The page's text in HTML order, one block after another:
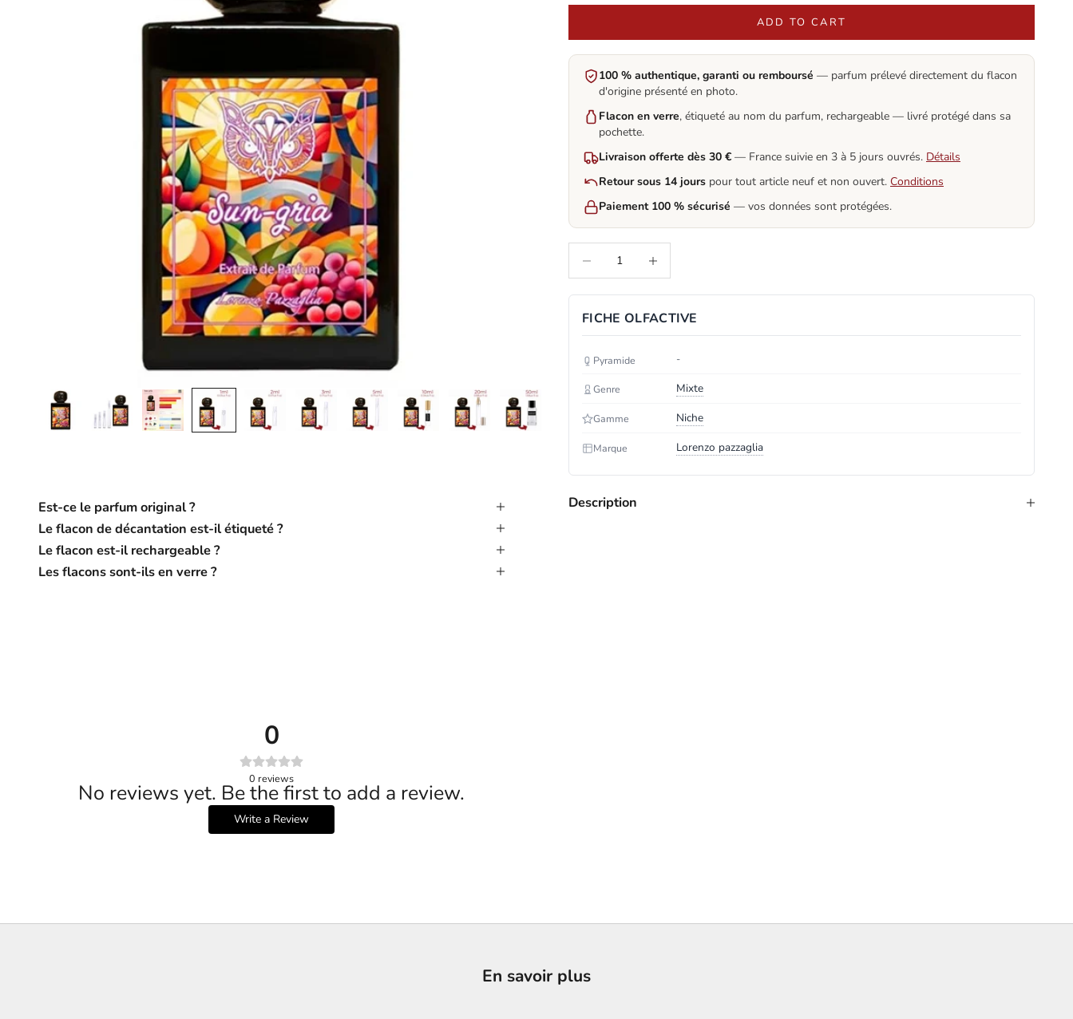
ADD TO CART
100 % authentique, garanti ou remboursé — parfum prélevé directement du flacon
d'origine présenté en photo.
Flacon en verre, étiqueté au nom du parfum, rechargeable — livré protégé dans sa
pochette.
Livraison offerte dès 30 € — France suivie en 3 à 5 jours ouvrés. Détails
Retour sous 14 jours pour tout article neuf et non ouvert. Conditions
Paiement 100 % sécurisé — vos données sont protégées.
FICHE OLFACTIVE
Pyramide -
Genre Mixte
Gamme Niche
Marque Lorenzo pazzaglia
Description
0
0 reviews
No reviews yet. Be the first to add a review.
Write a Review
Est-ce le parfum original ?
Le flacon de décantation est-il étiqueté ?
Le flacon est-il rechargeable ?
Les flacons sont-ils en verre ?
En savoir plus